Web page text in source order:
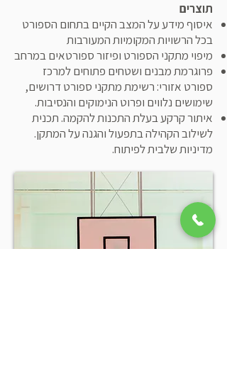
תוצרים
איסוף מידע על המצב הקיים בתחום הספורט
בכל הרשויות המקומיות המעורבות
מיפוי מתקני הספורט ופיזור ספורטאים במרחב
פרוגרמת מבנים ושטחים פתוחים למרכז
ספורט אזורי: רשימת מתקני ספורט דרושים,
שימושים נלווים ופרוט הנימוקים והנסיבות.
איתור קרקע בעלת התכנות להקמה. תכנית
לשילוב הקהילה בתפעול והגנה על המתקן.
מדיניות שלבית לפיתוח.